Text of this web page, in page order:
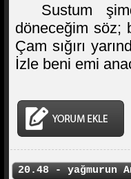
Sustum
döneceğim söz;
Çam sığırı
İzle beni emi
20.48 - yağmurun